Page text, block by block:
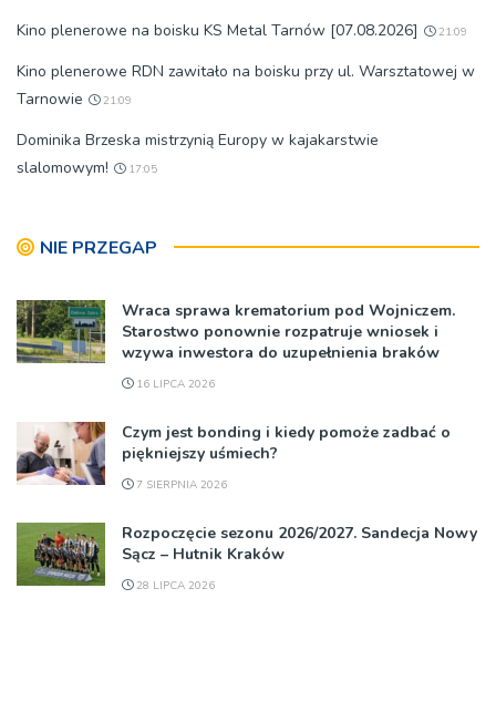
Kino plenerowe na boisku KS Metal Tarnów [07.08.2026] 21:09
Kino plenerowe RDN zawitało na boisku przy ul. Warsztatowej w
Tarnowie
21:09
Dominika Brzeska mistrzynią Europy w kajakarstwie
slalomowym!
17:05
NIE PRZEGAP
Wraca sprawa krematorium pod Wojniczem.
Starostwo ponownie rozpatruje wniosek i
wzywa inwestora do uzupełnienia braków
16 LIPCA 2026
Czym jest bonding i kiedy pomoże zadbać o
piękniejszy uśmiech?
7 SIERPNIA 2026
Rozpoczęcie sezonu 2026/2027. Sandecja Nowy
Sącz – Hutnik Kraków
28 LIPCA 2026